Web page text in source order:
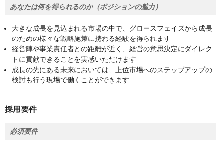
あなたは何を得られるのか（ポジションの魅力）
大きな成長を見込まれる市場の中で、グロースフェイズから成長
のための様々な戦略施策に携わる経験を得られます
経営陣や事業責任者との距離が近く、経営の意思決定にダイレク
トに貢献できることを実感いただけます
成長の先にある未来においては、上位市場へのステップアップの
検討も行う現場で働くことができます
採用要件
必須要件